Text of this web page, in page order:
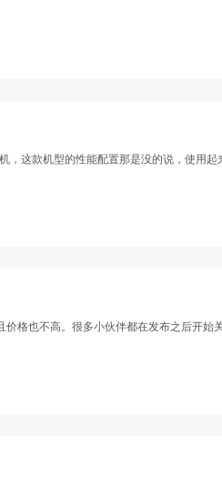
这款机型的性能配置那是没的说，使用
格也不高。很多小伙伴都在发布之后开